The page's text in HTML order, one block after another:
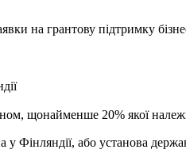
на грантову підтримку
щонайменше 20% якої
у Фінляндії, або установа